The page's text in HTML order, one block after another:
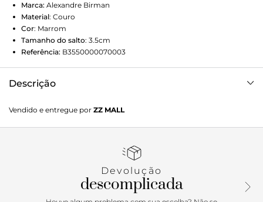
Marca: Alexandre Birman
Material: Couro
Cor: Marrom
Tamanho do salto: 3.5cm
Referência: B3550000070003
Descrição
estruturado, com pala de recorte assimétrico que cria um
jogo elegante entre texturas e formas. Uma proposta que
Vendido e entregue por ZZ MALL
Devolução
descomplicada